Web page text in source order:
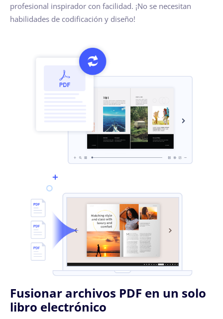
profesional inspirador con facilidad. ¡No se necesitan
habilidades de codificación y diseño!
Fusionar archivos PDF en un solo
libro electrónico